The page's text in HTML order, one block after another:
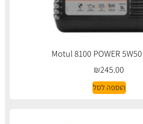
₪245.00
הוספה לסל